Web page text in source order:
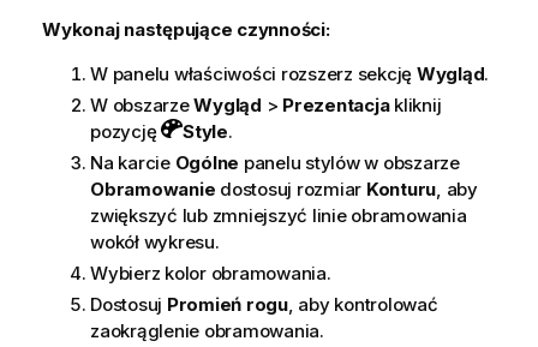
Wykonaj następujące czynności:
W panelu właściwości rozszerz sekcję Wygląd.
W obszarzeWygląd > Prezentacjakliknij
pozycję
Style.
Na karcie Ogólne panelu stylów w obszarze
Obramowanie dostosuj rozmiar Konturu, aby
zwiększyć lub zmniejszyć linie obramowania
wokół wykresu.
Wybierz kolor obramowania.
Dostosuj Promień rogu, aby kontrolować
zaokrąglenie obramowania.